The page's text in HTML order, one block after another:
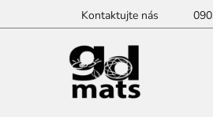
na
Kontaktujte nás